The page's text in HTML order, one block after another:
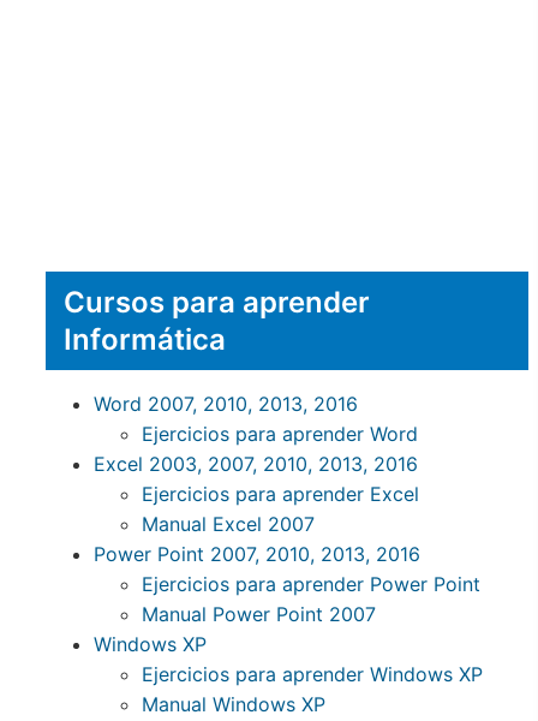
Cursos para aprender
Informática
Word 2007, 2010, 2013, 2016
Ejercicios para aprender Word
Excel 2003, 2007, 2010, 2013, 2016
Ejercicios para aprender Excel
Manual Excel 2007
Power Point 2007, 2010, 2013, 2016
Ejercicios para aprender Power Point
Manual Power Point 2007
Windows XP
Ejercicios para aprender Windows XP
Manual Windows XP